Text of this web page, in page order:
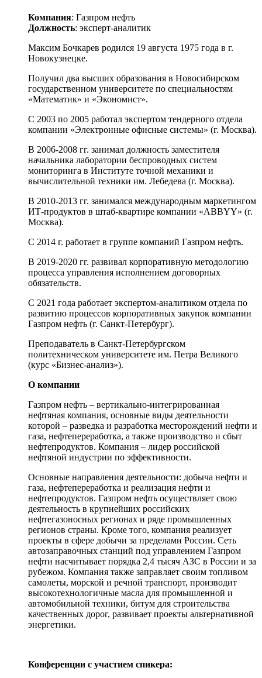
Компания: Газпром нефть
Должность: эксперт-аналитик
Максим Бочкарев родился 19 августа 1975 года в г.
Новокузнецке.
Получил два высших образования в Новосибирском
государственном университете по специальностям
«Математик» и «Экономист».
С 2003 по 2005 работал экспертом тендерного отдела
компании «Электронные офисные системы» (г. Москва).
В 2006-2008 гг. занимал должность заместителя
начальника лаборатории беспроводных систем
мониторинга в Институте точной механики и
вычислительной техники им. Лебедева (г. Москва).
В 2010-2013 гг. занимался международным маркетингом
ИТ-продуктов в штаб-квартире компании «ABBYY» (г.
Москва).
С 2014 г. работает в группе компаний Газпром нефть.
В 2019-2020 гг. развивал корпоративную методологию
процесса управления исполнением договорных
обязательств.
С 2021 года работает экспертом-аналитиком отдела по
развитию процессов корпоративных закупок компании
Газпром нефть (г. Санкт-Петербург).
Преподаватель в Санкт-Петербургском
политехническом университете им. Петра Великого
(курс «Бизнес-анализ»).
О компании
Газпром нефть – вертикально-интегрированная
нефтяная компания, основные виды деятельности
которой – разведка и разработка месторождений нефти и
газа, нефтепереработка, а также производство и сбыт
нефтепродуктов. Компания – лидер российской
нефтяной индустрии по эффективности.
Основные направления деятельности: добыча нефти и
газа, нефтепереработка и реализация нефти и
нефтепродуктов. Газпром нефть осуществляет свою
деятельность в крупнейших российских
нефтегазоносных регионах и ряде промышленных
регионов страны. Кроме того, компания реализует
проекты в сфере добычи за пределами России. Сеть
автозаправочных станций под управлением Газпром
нефти насчитывает порядка 2,4 тысяч АЗС в России и за
рубежом. Компания также заправляет своим топливом
самолеты, морской и речной транспорт, производит
высокотехнологичные масла для промышленной и
автомобильной техники, битум для строительства
качественных дорог, развивает проекты альтернативной
энергетики.
Конференции с участием спикера: